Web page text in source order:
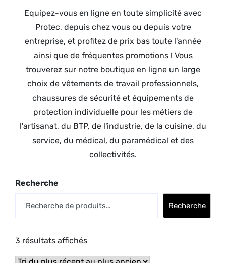
Equipez-vous en ligne en toute simplicité avec
Protec, depuis chez vous ou depuis votre
entreprise, et profitez de prix bas toute l'année
ainsi que de fréquentes promotions ! Vous
trouverez sur notre boutique en ligne un large
choix de vêtements de travail professionnels,
chaussures de sécurité et équipements de
protection individuelle pour les métiers de
l'artisanat, du BTP, de l'industrie, de la cuisine, du
service, du médical, du paramédical et des
collectivités.
Recherche
Recherche
3 résultats affichés
Trié